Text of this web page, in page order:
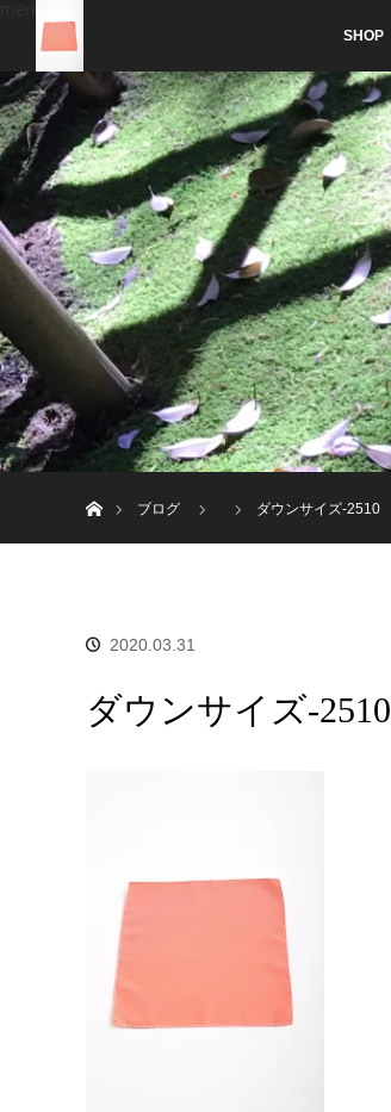
SHOP
ブログ
ダウンサイズ-2510
2020.03.31
ダウンサイズ-2510